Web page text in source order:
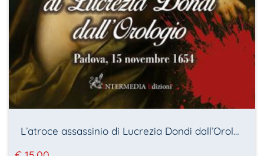
L’atroce assassinio di Lucrezia Dondi dall’Orologio